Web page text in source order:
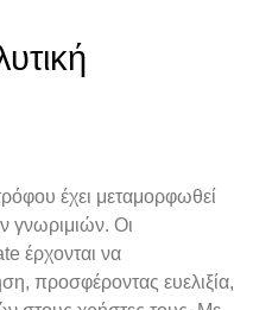
έχει μεταμορφωθεί
γνωριμιών. Οι
έρχονται να
προσφέροντας ευελιξία,